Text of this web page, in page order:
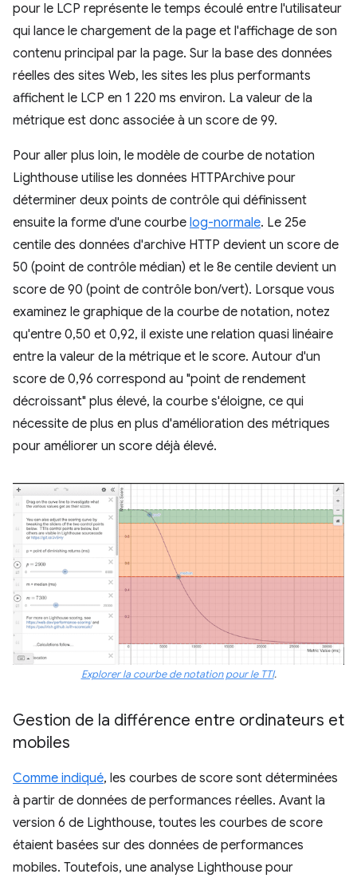
pour le LCP représente le temps écoulé entre l'utilisateur
qui lance le chargement de la page et l'affichage de son
contenu principal par la page. Sur la base des données
réelles des sites Web, les sites les plus performants
affichent le LCP en 1 220 ms environ. La valeur de la
métrique est donc associée à un score de 99.
Pour aller plus loin, le modèle de courbe de notation
Lighthouse utilise les données HTTPArchive pour
déterminer deux points de contrôle qui définissent
ensuite la forme d'une courbe log-normale. Le 25e
centile des données d'archive HTTP devient un score de
50 (point de contrôle médian) et le 8e centile devient un
score de 90 (point de contrôle bon/vert). Lorsque vous
examinez le graphique de la courbe de notation, notez
qu'entre 0,50 et 0,92, il existe une relation quasi linéaire
entre la valeur de la métrique et le score. Autour d'un
score de 0,96 correspond au "point de rendement
décroissant" plus élevé, la courbe s'éloigne, ce qui
nécessite de plus en plus d'amélioration des métriques
pour améliorer un score déjà élevé.
Explorer la courbe de notation pour le TTI.
Gestion de la différence entre ordinateurs et
mobiles
Comme indiqué, les courbes de score sont déterminées
à partir de données de performances réelles. Avant la
version 6 de Lighthouse, toutes les courbes de score
étaient basées sur des données de performances
mobiles. Toutefois, une analyse Lighthouse pour